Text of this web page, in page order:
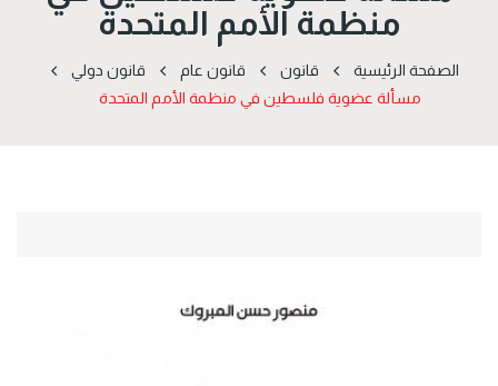
منظمة الأمم المتحدة
الصفحة الرئيسية قانون قانون عام
قانون دولي
مسألة عضوية فلسطين في منظمة الأمم المتحدة